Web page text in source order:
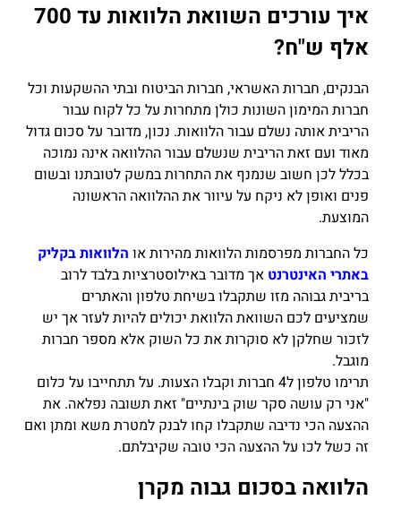
איך עורכים השוואת הלוואות עד 700
אלף ש"ח?
הבנקים, חברות האשראי, חברות הביטוח ובתי ההשקעות וכל
חברות המימון השונות כולן מתחרות על כל לקוח עבור
הריבית אותה נשלם עבור הלוואות. נכון, מדובר על סכום גדול
מאוד ועם זאת הריבית שנשלם עבור ההלוואה אינה נמוכה
בכלל לכן חשוב שנמנף את התחרות במשק לטובתנו ובשום
פנים ואופן לא ניקח על עיוור את ההלוואה הראשונה
המוצעת.
כל החברות מפרסמות הלוואות מהירות או הלוואות בקליק
באתרי האינטרנט אך מדובר באילוסטרציות בלבד לרוב
בריבית גבוהה מזו שתקבלו בשיחת טלפון והאתרים
שמציעים לכם השוואת הלוואת יכולים להיות לעזר אך יש
לזכור שחלקן לא סוקרות את כל השוק אלא מספר חברות
מוגבל.
תרימו טלפון ל4 חברות וקבלו הצעות. על תתחייבו על כלום
"אני רק עושה סקר שוק בינתיים" זאת תשובה נפלאה. את
ההצעה הכי נדיבה שתקבלו קחו לבנק למטרת משא ומתן ואם
זה כשל לכו על ההצעה הכי טובה שקיבלתם.
הלוואה בסכום גבוה מקרן